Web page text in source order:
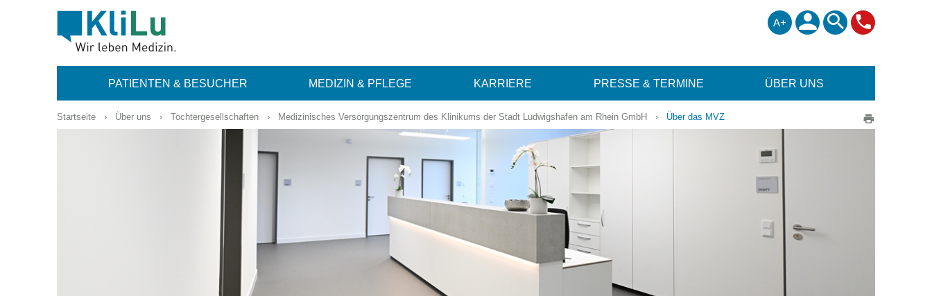
A+
PATIENTEN & BESUCHER MEDIZIN & PFLEGE KARRIERE PRESSE & TERMINE ÜBER UNS
Startseite › Über uns › Tochtergesellschaften › Medizinisches Versorgungszentrum des Klinikums der Stadt Ludwigshafen am Rhein GmbH › Über das MVZ